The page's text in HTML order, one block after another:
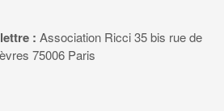
: Association Ricci35 bis rue de
75006 Paris